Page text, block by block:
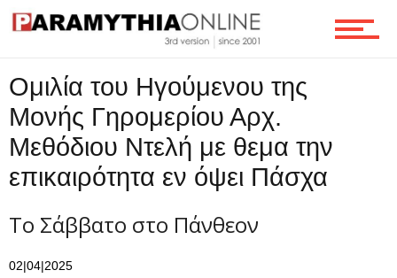
Ροή
Επικοινωνία
Ομιλία του Ηγούμενου της
Μονής Γηρομερίου Αρχ.
Μεθόδιου Ντελή με θεμα την
επικαιρότητα εν όψει Πάσχα
Το Σάββατο στο Πάνθεον
02|04|2025